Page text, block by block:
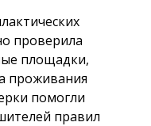
проверила
площадки,
проживания
помогли
правил